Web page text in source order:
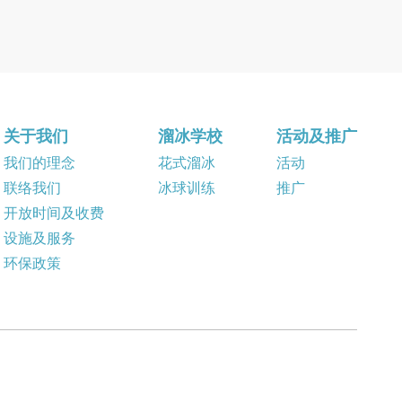
关于我们
我们的理念
联络我们
开放时间及收费
设施及服务
环保政策
溜冰学校
花式溜冰
冰球训练
活动及推广
活动
推广